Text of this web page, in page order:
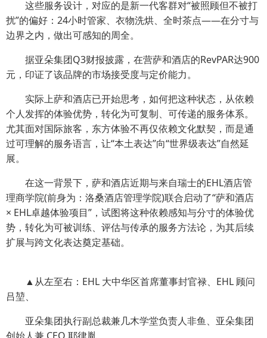
这些服务设计，对应的是新一代客群对“被照顾但不被打
扰”的偏好：24小时管家、衣物洗烘、全时茶点——在分寸与
边界之内，做出可感知的周全。
据亚朵集团Q3财报披露，在营萨和酒店的RevPAR达900
元，印证了该品牌的市场接受度与定价能力。
实际上萨和酒店已开始思考，如何把这种状态，从依赖
个人发挥的体验优势，转化为可复制、可传递的服务体系。
尤其面对国际旅客，东方体验不再仅依赖文化默契，而是通
过可理解的服务语言，让“本土表达”向“世界级表达”自然延
展。
在这一背景下，萨和酒店近期与来自瑞士的EHL酒店管
理商学院(前身为：洛桑酒店管理学院)联合启动了“萨和酒店
× EHL卓越体验项目”，试图将这种依赖感知与分寸的体验优
势，转化为可被训练、评估与传承的服务方法论，为其后续
扩展与跨文化表达奠定基础。
▲从左至右：EHL 大中华区首席董事封官禄、EHL 顾问
吕堃、
亚朵集团执行副总裁兼几木学堂负责人非鱼、亚朵集团